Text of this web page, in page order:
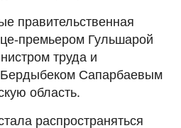
правительственная
премьером Гульшарой
труда и
Сапарбаевым
область.
распространяться